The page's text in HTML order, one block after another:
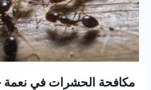
مكافحة الحشرات في نعمة